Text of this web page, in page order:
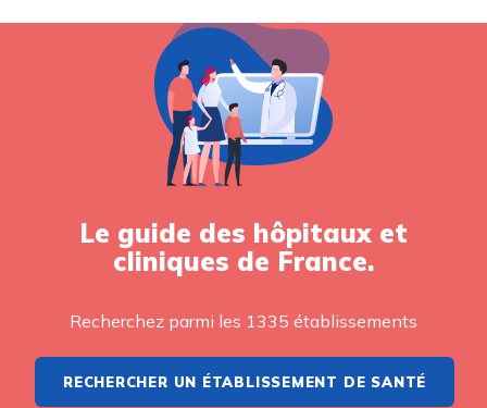
Le guide des hôpitaux et
cliniques de France.
Recherchez parmi les 1335 établissements
RECHERCHER UN ÉTABLISSEMENT DE SANTÉ